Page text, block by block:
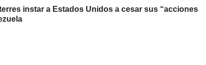
instar a Estados Unidos a cesar sus “acciones